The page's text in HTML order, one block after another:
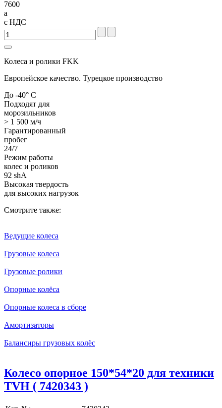
7600
a
с НДС
Колеса и ролики FKK
Европейское качество. Турецкое производство
До -40° С
Подходят для
морозильников
> 1 500 м/ч
Гарантированный
пробег
24/7
Режим работы
колес и роликов
92 shA
Высокая твердость
для высоких нагрузок
Смотрите также:
Ведущие колеса
Грузовые колеса
Грузовые ролики
Опорные колёса
Опорные колеса в сборе
Амортизаторы
Балансиры грузовых колёс
Колесо опорное 150*54*20 для техники
TVH ( 7420343 )